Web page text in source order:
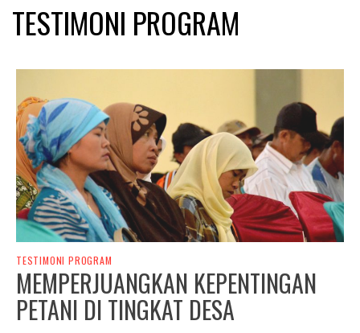
TESTIMONI PROGRAM
TESTIMONI PROGRAM
MEMPERJUANGKAN KEPENTINGAN
PETANI DI TINGKAT DESA